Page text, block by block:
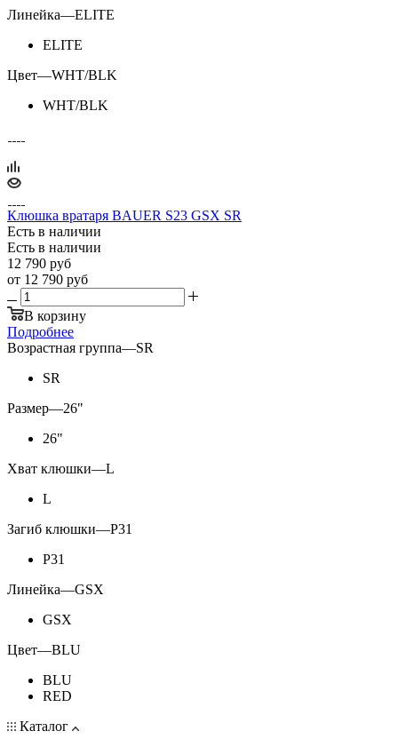
Линейка—ELITE
ELITE
Цвет—WHT/BLK
WHT/BLK
Клюшка вратаря BAUER S23 GSX SR
Есть в наличии
Есть в наличии
12 790 руб
от 12 790 руб
В корзину
Подробнее
Возрастная группа—SR
SR
Размер—26"
26"
Хват клюшки—L
L
Загиб клюшки—P31
P31
Линейка—GSX
GSX
Цвет—BLU
BLU
RED
Каталог